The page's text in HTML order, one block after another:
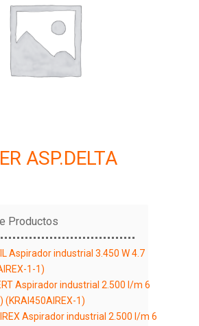
ASP.DELTA
Productos
Aspirador industrial 3.450 W 4.7
1-1)
Aspirador industrial 2.500 l/m 6
(KRAI450AIREX-1)
Aspirador industrial 2.500 l/m 6